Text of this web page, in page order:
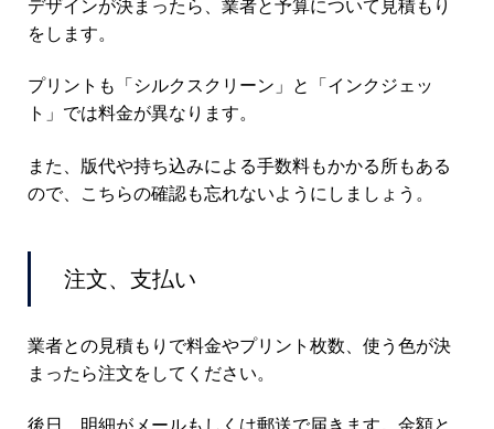
デザインが決まったら、業者と予算について見積もり
をします。
プリントも「シルクスクリーン」と「インクジェッ
ト」では料金が異なります。
また、版代や持ち込みによる手数料もかかる所もある
ので、こちらの確認も忘れないようにしましょう。
注文、支払い
業者との見積もりで料金やプリント枚数、使う色が決
まったら注文をしてください。